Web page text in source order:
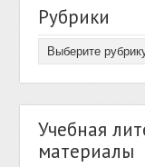
Рубрики
Учебная
материалы